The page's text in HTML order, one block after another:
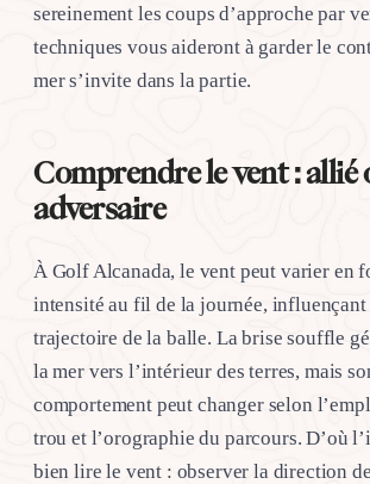
sereinement les coups d’approche par
techniques vous aideront à garder le
mer s’invite dans la partie.
Comprendre le vent : allié
adversaire
À Golf Alcanada, le vent peut varier en
intensité au fil de la journée, influençant
trajectoire de la balle. La brise souffle
la mer vers l’intérieur des terres, mais
comportement peut changer selon
trou et l’orographie du parcours. D’où
bien lire le vent : observer la direction